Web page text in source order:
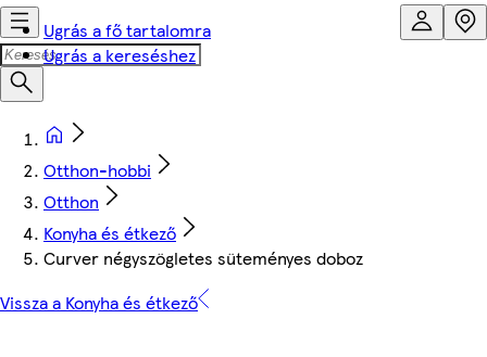
Ugrás a fő tartalomra
Ugrás a kereséshez
Otthon-hobbi
Otthon
Konyha és étkező
Curver négyszögletes süteményes doboz
Vissza a Konyha és étkező